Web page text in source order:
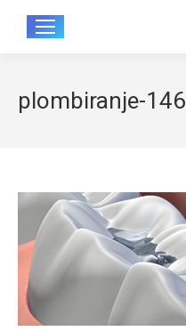
plombiranje-146